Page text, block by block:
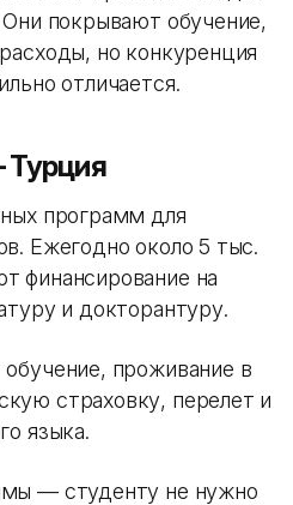
покрывают обучение,
но конкуренция
отличается.
программ для
Ежегодно около 5 тыс.
финансирование на
и докторантуру.
проживание в
страховку, перелет и
языка.
— студенту не нужно